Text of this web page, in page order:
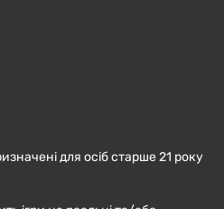
для осіб старше 21 року